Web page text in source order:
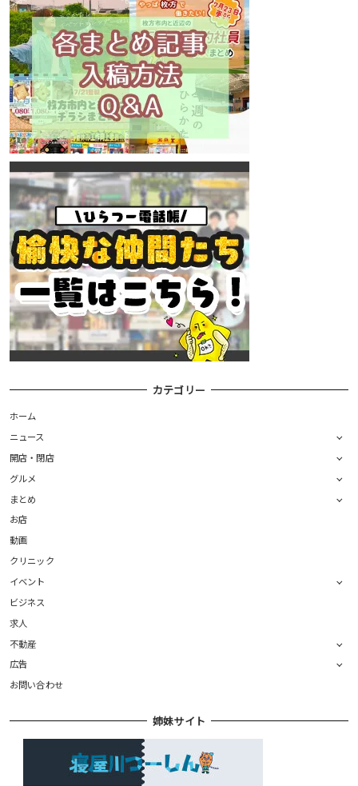
カテゴリー
ホーム
ニュース
開店・閉店
グルメ
まとめ
お店
動画
クリニック
イベント
ビジネス
求人
不動産
広告
お問い合わせ
姉妹サイト